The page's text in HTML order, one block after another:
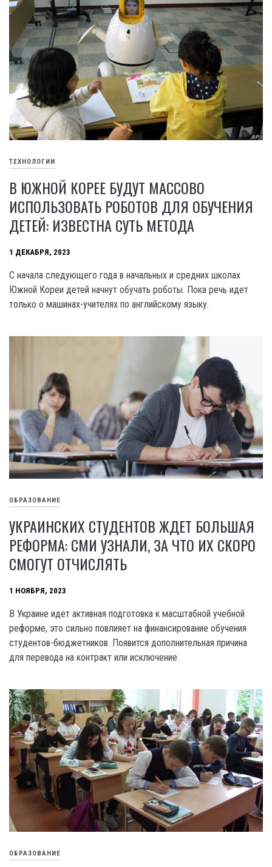
ТЕХНОЛОГИИ
В ЮЖНОЙ КОРЕЕ БУДУТ МАССОВО
ИСПОЛЬЗОВАТЬ РОБОТОВ ДЛЯ ОБУЧЕНИЯ
ДЕТЕЙ: ИЗВЕСТНА СУТЬ МЕТОДА
1 ДЕКАБРЯ, 2023
C начала следующего года в начальных и средних школах
Южной Кореи детей начнут обучать роботы. Пока речь идет
только о машинах-учителях по английскому языку.
ОБРАЗОВАНИЕ
УКРАИНСКИХ СТУДЕНТОВ ЖДЕТ БОЛЬШАЯ
РЕФОРМА: СМИ УЗНАЛИ, ЗА ЧТО ИХ СКОРО
СМОГУТ ОТЧИСЛЯТЬ
1 НОЯБРЯ, 2023
B Украине идет активная подготовка к масштабной учебной
реформе, это сильно повлияет на финансирование обучения
студентов-бюджетников. Появится дополнительная причина
для перевода на контракт или исключение.
ОБРАЗОВАНИЕ